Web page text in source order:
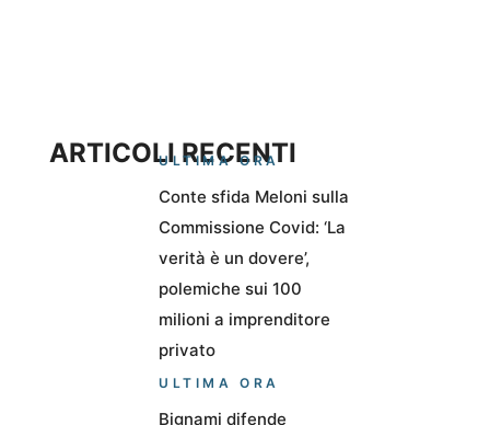
ARTICOLI RECENTI
ULTIMA ORA
Conte sfida Meloni sulla
Commissione Covid: ‘La
verità è un dovere’,
polemiche sui 100
milioni a imprenditore
privato
ULTIMA ORA
Bignami difende